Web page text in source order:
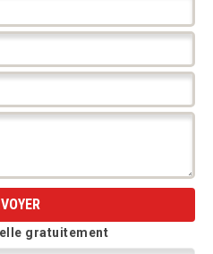
gratuitement